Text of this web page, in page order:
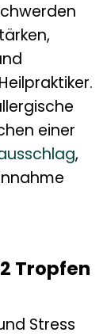
einer
,
Tropfen
Stress